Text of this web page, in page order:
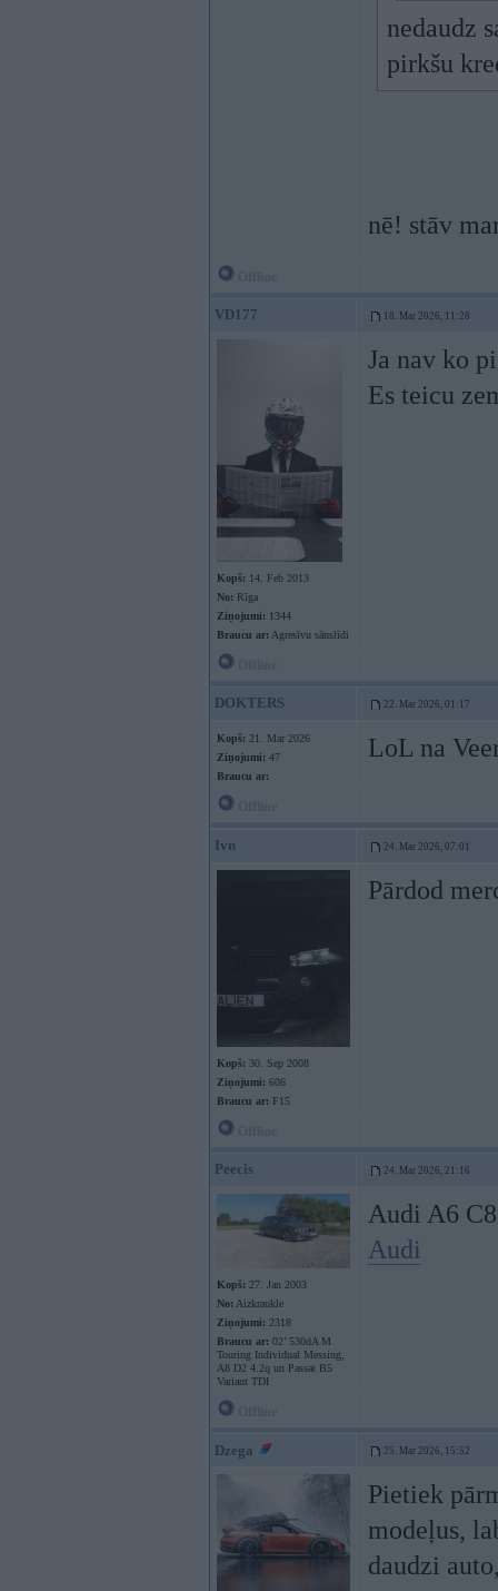
nedaudz
pirkšu
nē! stāv
VD177 18. Mar 2026, 11:28
Kopš: 14. Feb 2013
No: Rīga
Ziņojumi: 1344
Braucu ar: Agresīvu sānslīdi
Ja nav ko
Es teicu
DOKTERS 22. Mar 2026, 01:17
Kopš: 21. Mar 2026
Ziņojumi: 47
Braucu ar:
LoL na
Ivn 24. Mar 2026, 07:01
Kopš: 30. Sep 2008
Ziņojumi: 606
Braucu ar: F15
Pārdod
Peecis 24. Mar 2026, 21:16
Kopš: 27. Jan 2003
No: Aizkraukle
Ziņojumi: 2318
Braucu ar: 02’ 530dA M
Touring Individual Messing,
A8 D2 4.2q un Passat B5
Variant TDI
Audi A6
Audi
Dzega 25. Mar 2026, 15:52
Pietiek
modeļus,
daudzi